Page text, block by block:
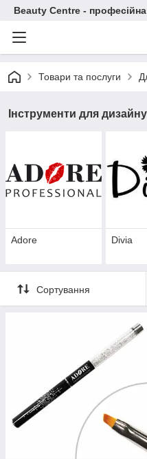
Beauty Centre -
Товари та послуги
Інструменти для дизайну
Adore Divia
Сортування